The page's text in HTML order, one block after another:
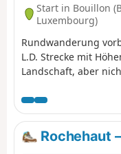
Start in Bouillon
Luxembourg)
Rundwanderung
L.D. Strecke mit
Landschaft, aber
Stunden Wanderung
Rochehaut